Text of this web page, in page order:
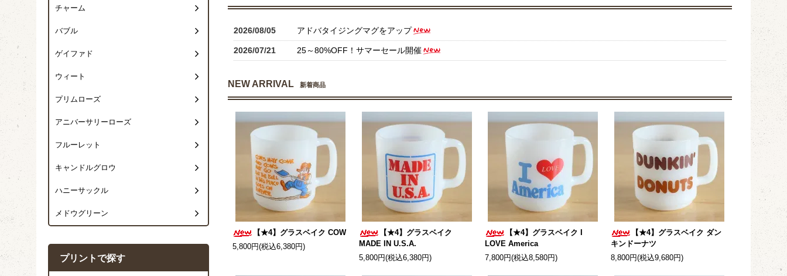
2026/08/05 アドバタイジングマグをアップ
2026/07/21 25～80%OFF！サマーセール開催
NEW ARRIVAL 新着商品
【★4】グラスベイク COW
5,800円(税込6,380円)
【★4】グラスベイク
MADE IN U.S.A.
5,800円(税込6,380円)
【★4】グラスベイク I
LOVE America
7,800円(税込8,580円)
【★4】グラスベイク ダン
キンドーナツ
8,800円(税込9,680円)
チャーム
バブル
ゲイファド
ウィート
プリムローズ
アニバーサリーローズ
フルーレット
キャンドルグロウ
ハニーサックル
メドウグリーン
プリントで探す